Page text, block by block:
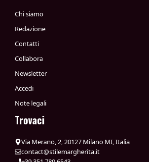
Chi siamo
Redazione
Contatti
Collabora
Newsletter
Accedi
Note legali
Trovaci
Via Merano, 2, 20127 Milano MI, Italia
contact@stilemargherita.it